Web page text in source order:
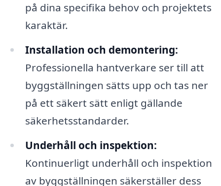
på dina specifika behov och projektets
karaktär.
Installation och demontering:
Professionella hantverkare ser till att
byggställningen sätts upp och tas ner
på ett säkert sätt enligt gällande
säkerhetsstandarder.
Underhåll och inspektion:
Kontinuerligt underhåll och inspektion
av byggställningen säkerställer dess